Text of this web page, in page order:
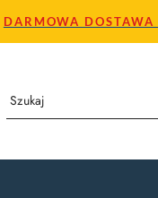
DARMOWA DOSTAWA